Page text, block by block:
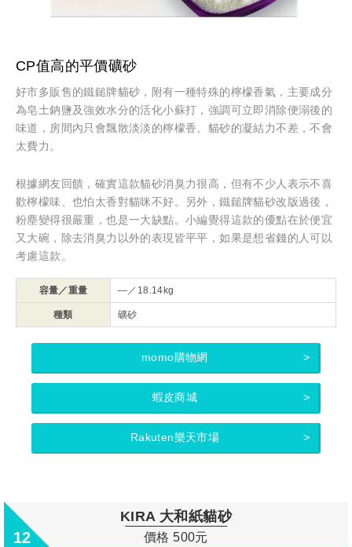
CP值高的平價礦砂
好市多販售的鐵鎚牌貓砂，附有一種特殊的檸檬香氣，主要成分
為皂土鈉鹽及強效水分的活化小蘇打，強調可立即消除便溺後的
味道，房間內只會飄散淡淡的檸檬香。貓砂的凝結力不差，不會
太費力。
根據網友回饋，確實這款貓砂消臭力很高，但有不少人表示不喜
歡檸檬味、也怕太香對貓咪不好。另外，鐵鎚牌貓砂改版過後，
粉塵變得很嚴重，也是一大缺點。小編覺得這款的優點在於便宜
又大碗，除去消臭力以外的表現皆平平，如果是想省錢的人可以
考慮這款。
容量／重量 —／18.14kg
種類 礦砂
momo購物網
蝦皮商城
Rakuten樂天市場
12
KIRA 大和紙貓砂
價格 500元